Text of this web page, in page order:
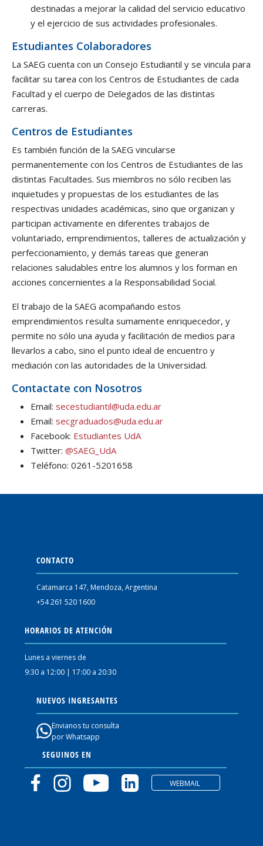
destinadas a mejorar la calidad del servicio educativo
y el ejercicio de sus actividades profesionales.
Estudiantes Colaboradores
La SAEG cuenta con un Consejo Estudiantil y se vincula para
facilitar su tarea con los Centros de Estudiantes de cada
Facultad y el cuerpo de Delegados de las distintas
carreras.
Centros de Estudiantes
Es también función de la SAEG vincularse
permanentemente con los Centros de Estudiantes de las
distintas Facultades. Sus miembros no sólo reciben las
inquietudes y propuestas de los estudiantes de las
respectivas unidades académicas, sino que organizan y
participan activamente en diferentes trabajos de
voluntariado, emprendimientos, talleres de actualización y
perfeccionamiento, y demás tareas que generan
relaciones saludables entre los alumnos y los forman en
acciones concernientes a la Responsabilidad Social.
El trabajo de la SAEG acompañando estos
emprendimientos resulta sumamente enriquecedor, y
permite no sólo una ayuda y facilitación de medios para
llevarlos a cabo, sino el punto ideal de encuentro y
mediación con las autoridades de la Universidad.
Contactate con Nosotros
Email: secestudiantil@uda.edu.ar
Email: secgraduados@uda.edu.ar
Facebook: Estudiantes UdA
Twitter: @SAEG_UdA
Teléfono: 0261-5201658
CONTACTO
Catamarca 147, Mendoza, Argentina
+54 261 520 1600
HORARIOS DE ATENCIÓN
Lunes a viernes de
9:30 a 12:00 | 17:00 a 20:30
NUEVOS INGRESANTES
Envianos tu consulta
por Whatsapp
SEGUINOS EN
WEBMAIL